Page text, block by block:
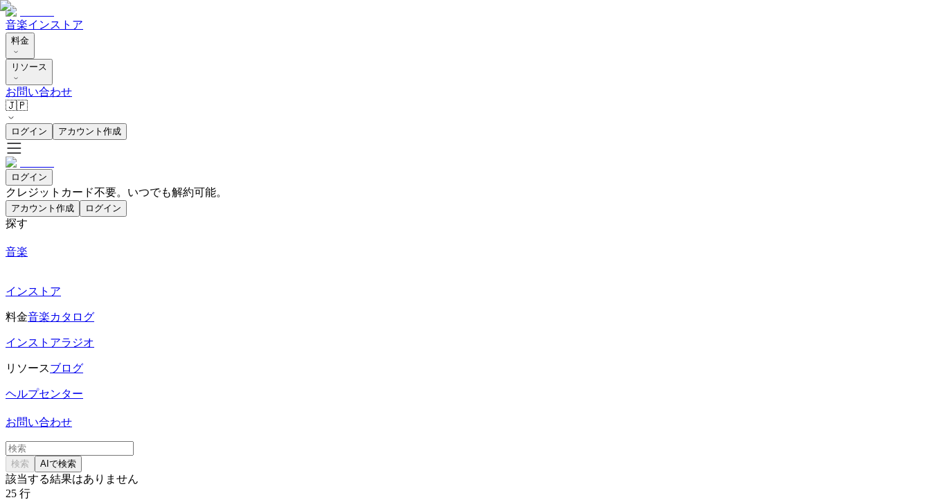
音楽インストア
料金
リソース
お問い合わせ
🇯🇵
ログイン アカウント作成
ログイン
クレジットカード不要。いつでも解約可能。
アカウント作成 ログイン
探す
音楽
インストア
料金音楽カタログ
インストアラジオ
リソースブログ
ヘルプセンター
お問い合わせ
検索 AIで検索
該当する結果はありません
25 行